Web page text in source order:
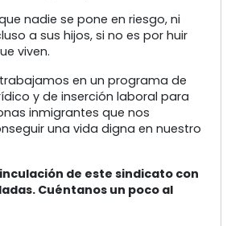
nadie se pone en riesgo, ni
a sus hijos, si no es por huir
viven.
trabajamos en un programa de
y de inserción laboral para
inmigrantes que nos
una vida digna en nuestro
de este sindicato con
Cuéntanos un poco al